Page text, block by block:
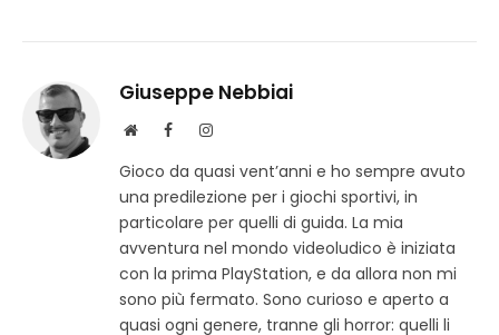
Giuseppe Nebbiai
S
t
o
w
F
c
e
b
k
I
s
t
a
m
Gioco da quasi vent’anni e ho sempre avuto
una predilezione per i giochi sportivi, in
particolare per quelli di guida. La mia
avventura nel mondo videoludico è iniziata
con la prima PlayStation, e da allora non mi
sono più fermato. Sono curioso e aperto a
quasi ogni genere, tranne gli horror: quelli li